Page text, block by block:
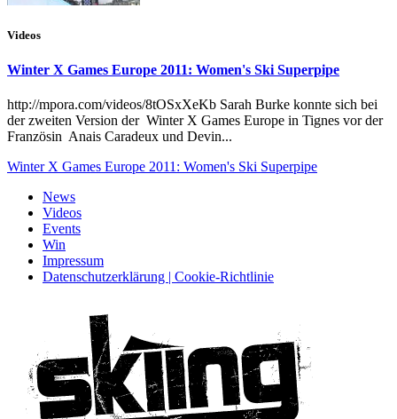
Videos
Winter X Games Europe 2011: Women's Ski Superpipe
http://mpora.com/videos/8tOSxXeKb Sarah Burke konnte sich bei
der zweiten Version der Winter X Games Europe in Tignes vor der
Französin Anais Caradeux und Devin...
Winter X Games Europe 2011: Women's Ski Superpipe
News
Videos
Events
Win
Impressum
Datenschutzerklärung | Cookie-Richtlinie